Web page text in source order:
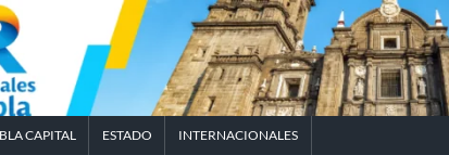
CAPITAL ESTADO INTERNACIONALES